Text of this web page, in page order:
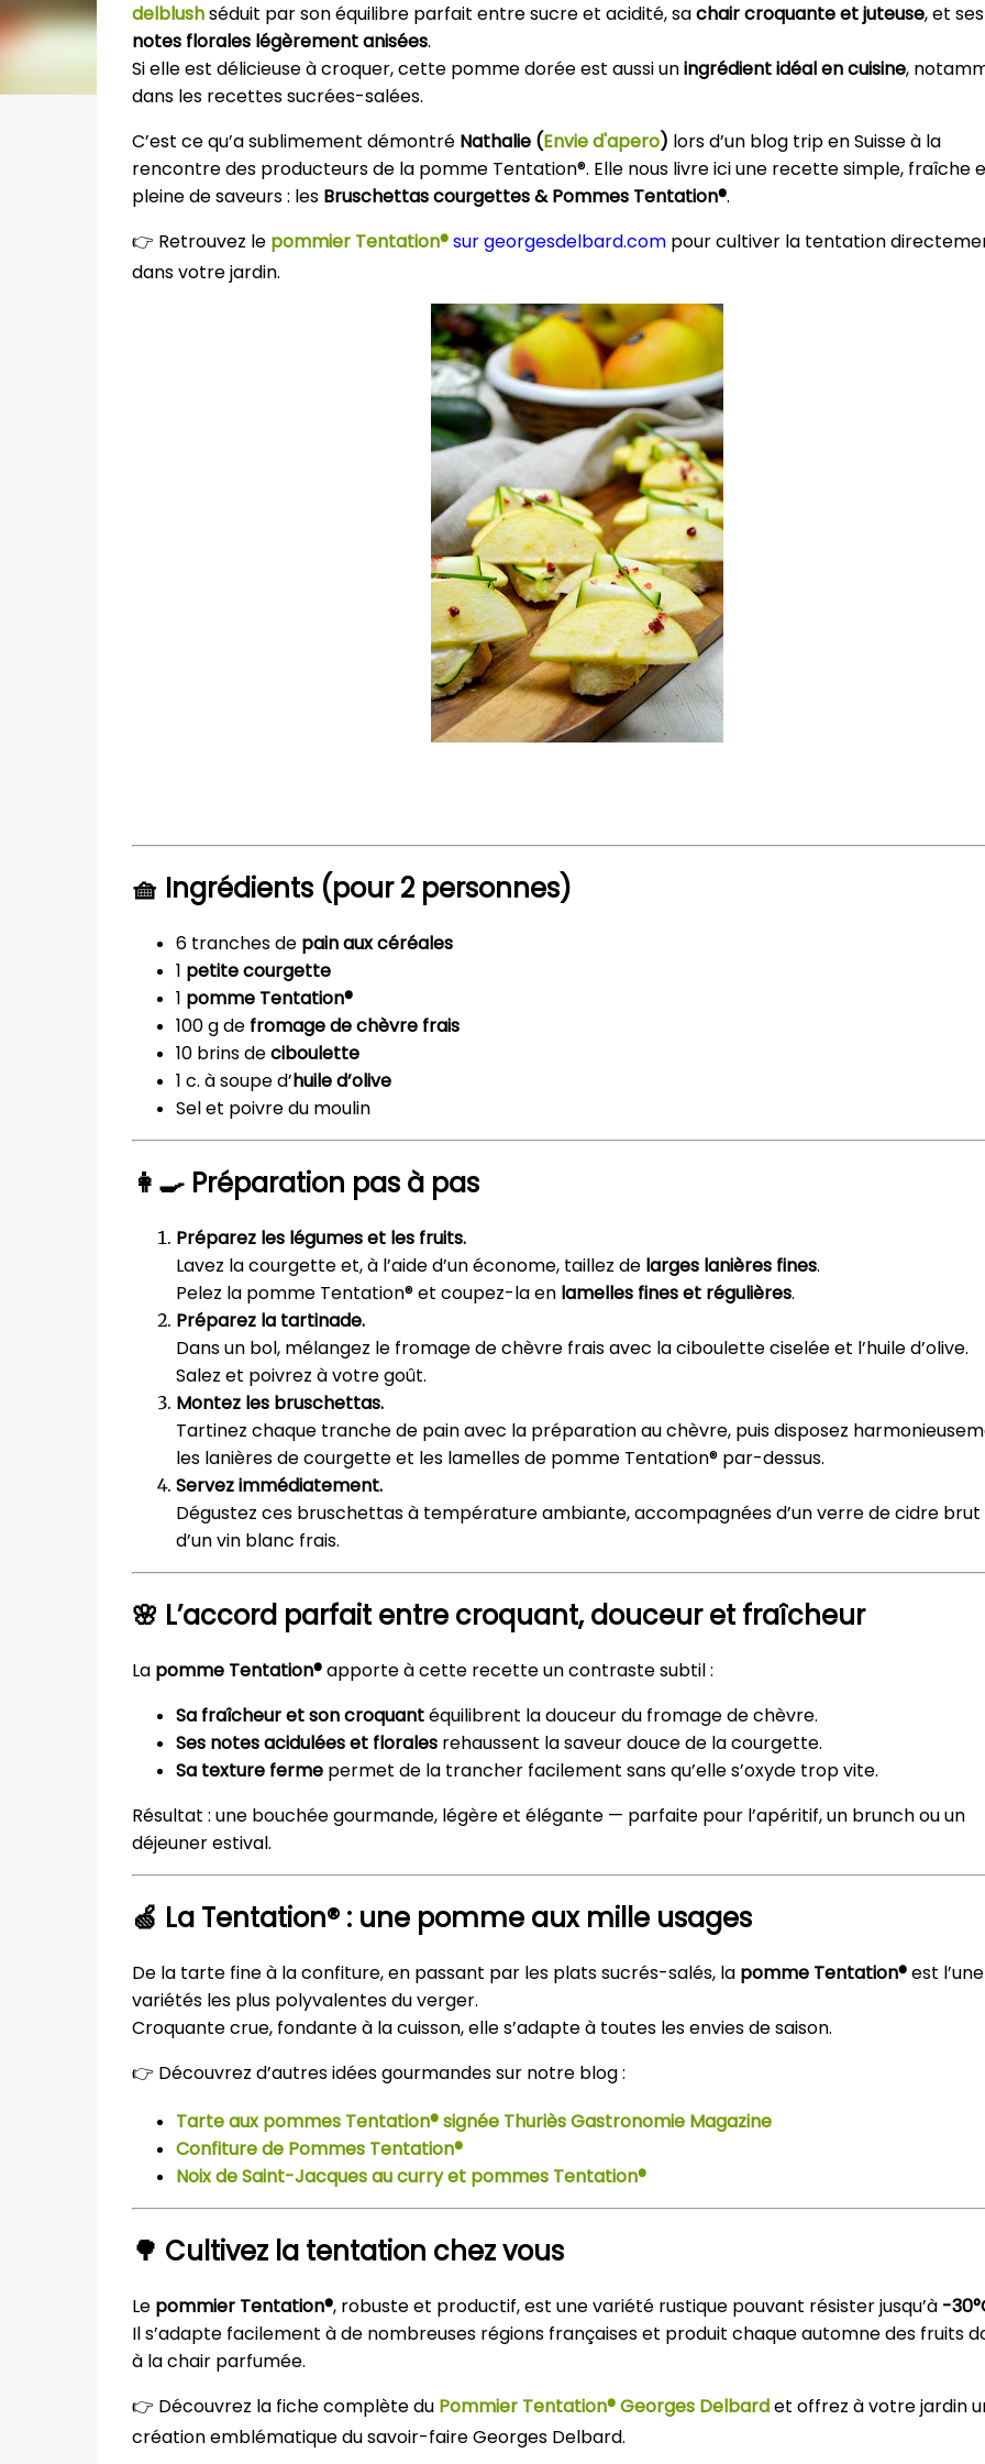
delblushséduit par son équilibre parfait entre sucre et acidité, sachair croquante et juteuse, et ses
notes florales légèrement anisées.
Si elle est délicieuse à croquer, cette pomme dorée est aussi uningrédient idéal en cuisine,
dans les recettes sucrées-salées.
C’est ce qu’a sublimement démontré Nathalie (Envie d'apero) lors d’un blog trip en Suisse à la
rencontre des producteurs de la pomme Tentation®. Elle nous livre ici une recette simple, fraîche
pleine de saveurs : les Bruschettas courgettes & Pommes Tentation®.
👉 Retrouvez le pommier Tentation®sur georgesdelbard.compour cultiver la tentation
dans votre jardin.
🧺 Ingrédients (pour 2 personnes)
6 tranches de pain aux céréales
1 petite courgette
1 pomme Tentation®
100 g de fromage de chèvre frais
10 brins deciboulette
1 c. à soupe d’huile d’olive
Sel et poivre du moulin
👩Préparation pas à pas
Préparez les légumes et les fruits.
Lavez la courgette et, à l’aide d’un économe, taillez de larges lanières fines.
Pelez la pomme Tentation® et coupez-la en lamelles fines et régulières.
Préparez la tartinade.
Dans un bol, mélangez le fromage de chèvre frais avec la ciboulette ciselée et l’huile d’olive.
Salez et poivrez à votre goût.
Montez les bruschettas.
Tartinez chaque tranche de pain avec la préparation au chèvre, puis disposez
les lanières de courgette et les lamelles de pomme Tentation® par-dessus.
Servez immédiatement.
Dégustez ces bruschettas à température ambiante, accompagnées d’un verre de cidre brut
d’un vin blanc frais.
🌸 L’accord parfait entre croquant, douceur et fraîcheur
La pomme Tentation®apporte à cette recette un contraste subtil :
Sa fraîcheur et son croquantéquilibrent la douceur du fromage de chèvre.
Ses notes acidulées et floralesrehaussent la saveur douce de la courgette.
Sa texture fermepermet de la trancher facilement sans qu’elle s’oxyde trop vite.
Résultat : une bouchée gourmande, légère et élégante — parfaite pour l’apéritif, un brunch ou un
déjeuner estival.
🍏 La Tentation® : une pomme aux mille usages
De la tarte fine à la confiture, en passant par les plats sucrés-salés, la pomme Tentation®est
variétés les plus polyvalentes du verger.
Croquante crue, fondante à la cuisson, elle s’adapte à toutes les envies de saison.
👉 Découvrez d’autres idées gourmandes sur notre blog :
Tarte aux pommes Tentation® signée Thuriès Gastronomie Magazine
Confiture de Pommes Tentation®
Noix de Saint-Jacques au curry et pommes Tentation®
🌳 Cultivez la tentation chez vous
Le pommier Tentation®, robuste et productif, est une variété rustique pouvant résister jusqu’à -
Il s’adapte facilement à de nombreuses régions françaises et produit chaque automne des fruits
à la chair parfumée.
👉 Découvrez la fiche complète du Pommier Tentation® Georges Delbardet offrez à votre jardin
création emblématique du savoir-faire Georges Delbard.